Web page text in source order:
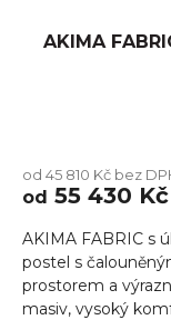
AKIMA
od 45 810 Kč bez
od 55 430 Kč
AKIMA FABRIC s
postel s
prostorem a
masiv, vysoký